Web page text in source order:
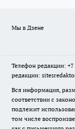
Мы в Дзене
Телефон редакции: +7
редакции:
Вся информация,
соответствии с
подлежит
том числе